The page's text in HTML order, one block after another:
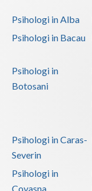
Psihologi in Alba
Psihologi in Bacau
Psihologi in
Botosani
Psihologi in Caras-
Severin
Psihologi in
Covasna